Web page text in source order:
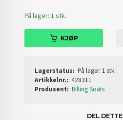
På lager: 1 stk.
KJØP
Lagerstatus: På lager: 1 stk.
Artikkelnr.: 428311
Produsent: Billing Boats
DEL DETTE